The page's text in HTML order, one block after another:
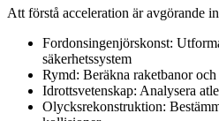
Att förstå acceleration är avgörande
Fordonsingenjörskonst:
säkerhetssystem
Rymd: Beräkna raketbanor
Idrottsvetenskap: Analysera
Olycksrekonstruktion: